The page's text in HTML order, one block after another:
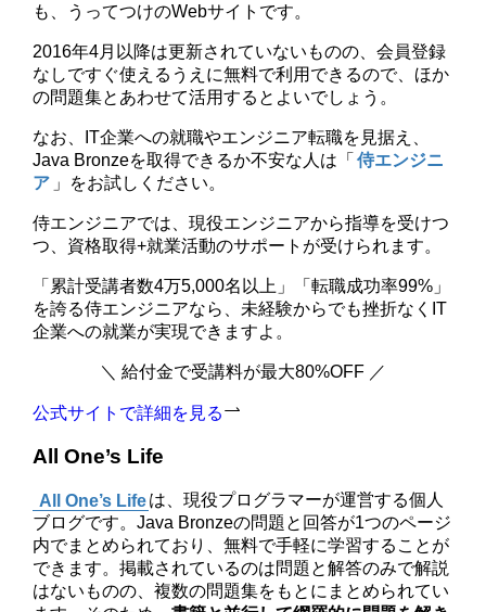
も、うってつけのWebサイトです。
2016年4月以降は更新されていないものの、会員登録
なしですぐ使えるうえに無料で利用できるので、ほか
の問題集とあわせて活用するとよいでしょう。
なお、IT企業への就職やエンジニア転職を見据え、
Java Bronzeを取得できるか不安な人は「 侍エンジニ
ア 」をお試しください。
侍エンジニアでは、現役エンジニアから指導を受けつ
つ、資格取得+就業活動のサポートが受けられます。
「累計受講者数4万5,000名以上」「転職成功率99%」
を誇る侍エンジニアなら、未経験からでも挫折なくIT
企業への就業が実現できますよ。
＼ 給付金で受講料が最大80%OFF ／
公式サイトで詳細を見る
All One’s Life
All One’s Lifeは、現役プログラマーが運営する個人
ブログです。Java Bronzeの問題と回答が1つのページ
内でまとめられており、無料で手軽に学習することが
できます。掲載されているのは問題と解答のみで解説
はないものの、複数の問題集をもとにまとめられてい